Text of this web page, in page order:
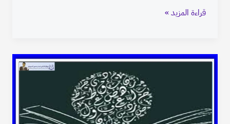
قراءة المزيد »
تقنية
الجمالية